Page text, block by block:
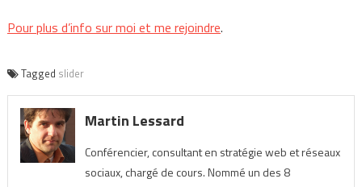
Pour plus d’info sur moi et me rejoindre.
Tagged slider
Martin Lessard
Conférencier, consultant en stratégie web et réseaux
sociaux, chargé de cours. Nommé un des 8